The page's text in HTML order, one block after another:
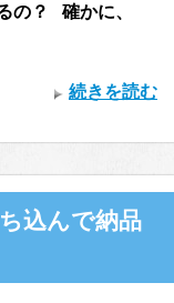
の？ 確かに、
続きを読む
込んで納品